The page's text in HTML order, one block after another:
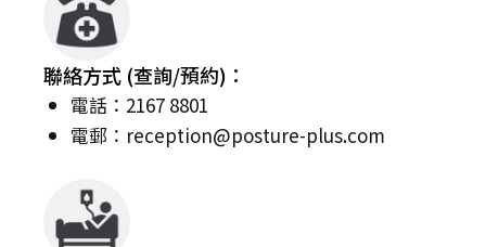
聯絡方式 (查詢/預約)：
電話：2167 8801
電郵： reception@posture-plus.com